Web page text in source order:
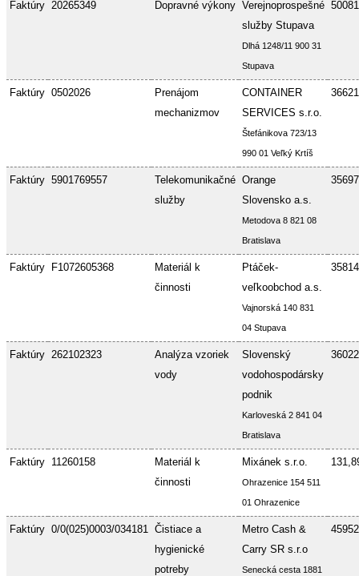
Faktúry 20265349 Dopravné výkony Verejnoprospešné
služby Stupava
Dlhá 1248/11 900 31
Stupava
Faktúry 0502026
Prenájom
mechanizmov
CONTAINER
SERVICES s.r.o.
Štefánikova 723/13
990 01 Veľký Krtíš
Faktúry 5901769557
Telekomunikačné
služby
Orange
Slovensko a.s.
Metodova 8 821 08
Bratislava
Faktúry F1072605368
Materiál k
činnosti
Ptáček-
veľkoobchod a.s.
Vajnorská 140 831
04 Stupava
Faktúry 262102323
Analýza vzoriek
vody
Slovenský
vodohospodársky
podnik
Karloveská 2 841 04
Bratislava
Faktúry 11260158
Materiál k
činnosti
Mixánek s.r.o.
Ohrazenice 154 511
01 Ohrazenice
Faktúry 0/0(025)0003/034181 Čistiace a
hygienické
potreby
Metro Cash &
Carry SR s.r.o
Senecká cesta 1881